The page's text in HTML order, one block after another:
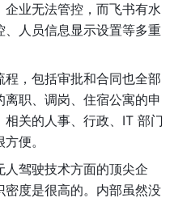
业无法管控，而飞书有水
人员信息显示设置等多重
，包括审批和合同也全部
职、调岗、住宿公寓的申
关的人事、行政、IT 部门
便。
驾驶技术方面的顶尖企
度是很高的。内部虽然没